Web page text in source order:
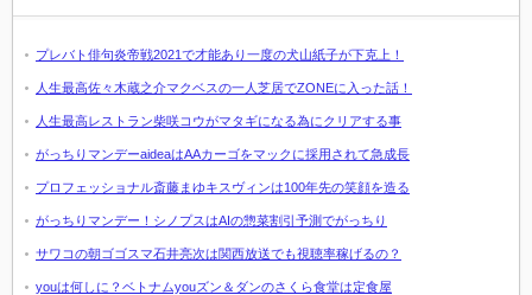
プレバト俳句炎帝戦2021で才能あり一度の犬山紙子が下克上！
人生最高佐々木蔵之介マクベスの一人芝居でZONEに入った話！
人生最高レストラン柴咲コウがマタギになる為にクリアする事
がっちりマンデーaideaはAAカーゴをマックに採用されて急成長
プロフェッショナル斎藤まゆキスヴィンは100年先の笑顔を造る
がっちりマンデー！シノプスはAIの惣菜割引予測でがっちり
サワコの朝ゴゴスマ石井亮次は関西放送でも視聴率稼げるの？
youは何しに？ベトナムyouズン＆ダンのさくら食堂は定食屋